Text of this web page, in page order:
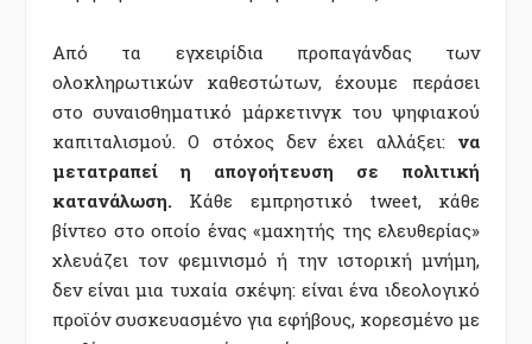
Από τα εγχειρίδια προπαγάνδας των
ολοκληρωτικών καθεστώτων, έχουμε περάσει
στο συναισθηματικό μάρκετινγκ του ψηφιακού
καπιταλισμού. Ο στόχος δεν έχει αλλάξει: να
μετατραπεί η απογοήτευση σε πολιτική
κατανάλωση.
Κάθε εμπρηστικό tweet, κάθε
βίντεο στο οποίο ένας «μαχητής της ελευθερίας»
χλευάζει τον φεμινισμό ή την ιστορική μνήμη,
δεν είναι μια τυχαία σκέψη: είναι ένα ιδεολογικό
προϊόν συσκευασμένο για εφήβους, κορεσμένο με